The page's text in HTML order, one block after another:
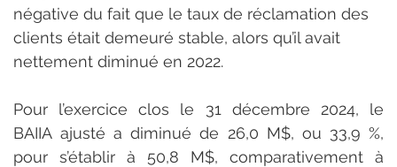
négative du fait que le taux de réclamation des
clients était demeuré stable, alors qu’il avait
nettement diminué en 2022.
Pour l’exercice clos le 31 décembre 2024, le
BAIIA ajusté a diminué de 26,0 M$, ou 33,9 %,
pour s’établir à 50,8 M$, comparativement à